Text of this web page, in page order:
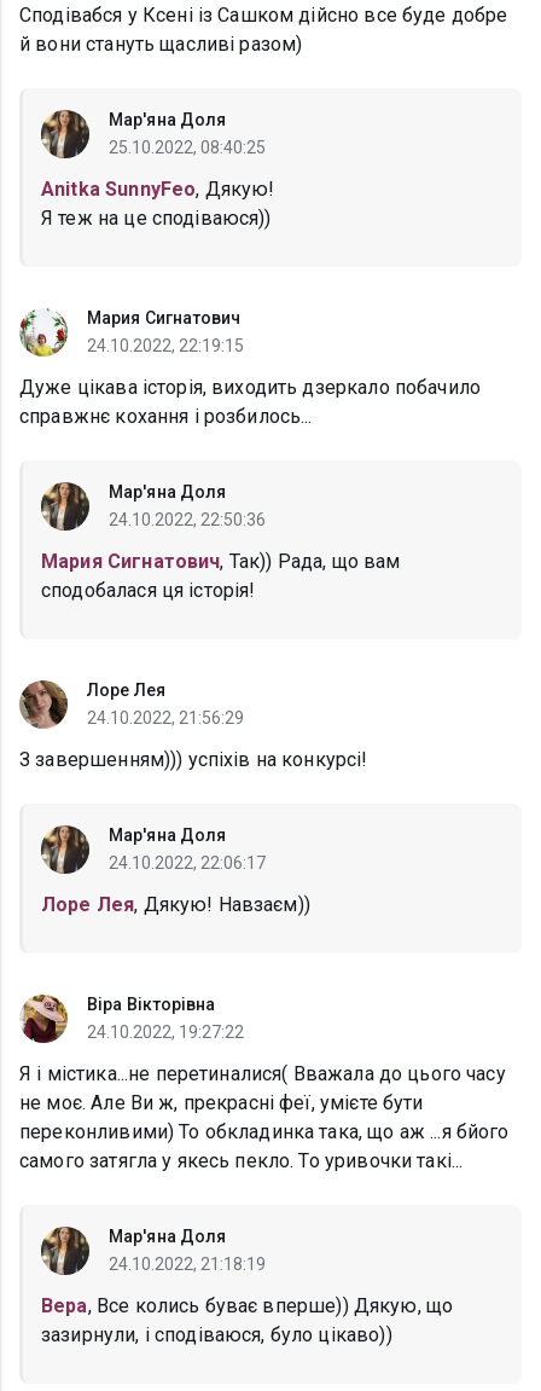
Сподівабся у Ксені із Сашком дійсно все буде добре
й вони стануть щасливі разом)
Мар'яна Доля
25.10.2022, 08:40:25
Anitka SunnyFeo, Дякую!
Я теж на це сподіваюся))
Мария Сигнатович
24.10.2022, 22:19:15
Дуже цікава історія, виходить дзеркало побачило
справжнє кохання і розбилось...
Мар'яна Доля
24.10.2022, 22:50:36
Мария Сигнатович, Так)) Рада, що вам
сподобалася ця історія!
Лоре Лея
24.10.2022, 21:56:29
З завершенням))) успіхів на конкурсі!
Мар'яна Доля
24.10.2022, 22:06:17
Лоре Лея, Дякую! Навзаєм))
Віра Вікторівна
24.10.2022, 19:27:22
Я і містика...не перетиналися( Вважала до цього часу
не моє. Але Ви ж, прекрасні феї, умієте бути
переконливими) То обкладинка така, що аж ...я бйого
самого затягла у якесь пекло. То уривочки такі...
Мар'яна Доля
24.10.2022, 21:18:19
Вера, Все колись буває вперше)) Дякую, що
зазирнули, і сподіваюся, було цікаво))